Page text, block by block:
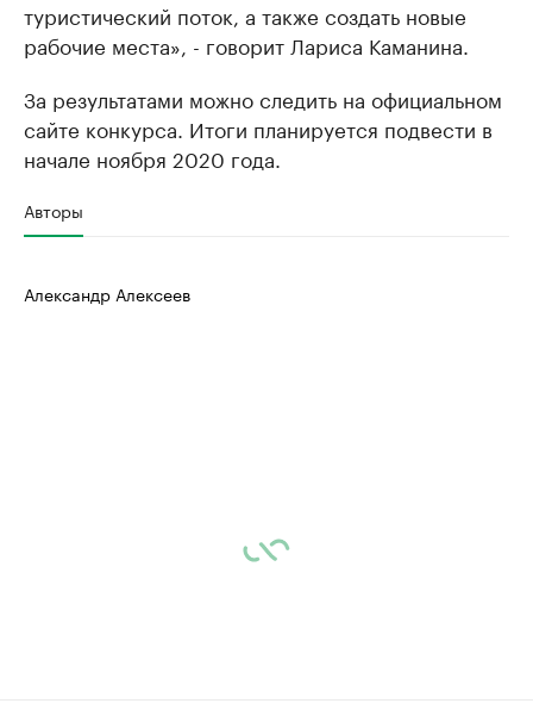
туристический поток, а также создать новые
рабочие места», - говорит Лариса Каманина.
За результатами можно следить на официальном
сайте конкурса. Итоги планируется подвести в
начале ноября 2020 года.
Авторы
Александр Алексеев